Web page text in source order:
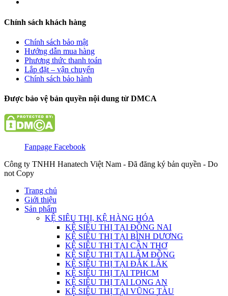
Chính sách khách hàng
Chính sách bảo mật
Hướng dẫn mua hàng
Phương thức thanh toán
Lắp đặt – vận chuyển
Chính sách bảo hành
Được bảo vệ bản quyền nội dung từ DMCA
Fanpage Facebook
Công ty TNHH Hanatech Việt Nam - Đã đăng ký bản quyền - Do
not Copy
Trang chủ
Giới thiệu
Sản phẩm
KỆ SIÊU THỊ, KỆ HÀNG HÓA
KỆ SIÊU THỊ TẠI ĐỒNG NAI
KỆ SIÊU THỊ TẠI BÌNH DƯƠNG
KỆ SIÊU THỊ TẠI CẦN THƠ
KỆ SIÊU THỊ TẠI LÂM ĐỒNG
KỆ SIÊU THỊ TẠI ĐẮK LẮK
KỆ SIÊU THỊ TẠI TPHCM
KỆ SIÊU THỊ TẠI LONG AN
KỆ SIÊU THỊ TẠI VŨNG TÀU